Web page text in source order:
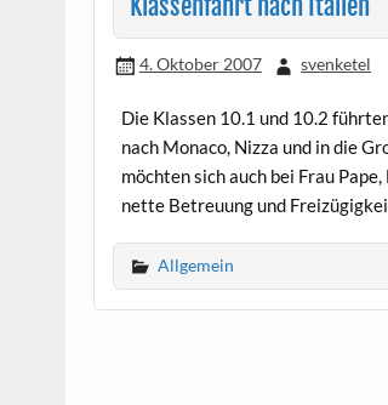
4. Oktober 2007 svenketel
Die Klassen 10.1 und 10.2
nach Monaco, Nizza und in die
möchten sich auch bei Frau
nette Betreuung und
Allgemein